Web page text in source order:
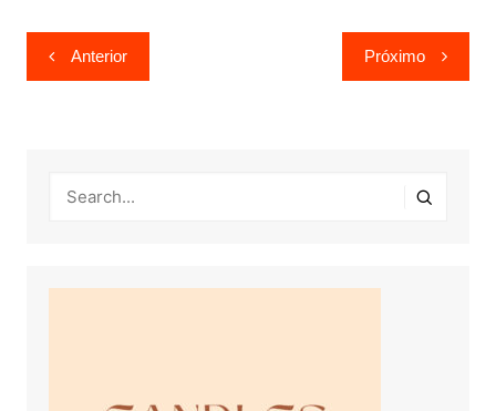
Navegação
de
Anterior Próximo